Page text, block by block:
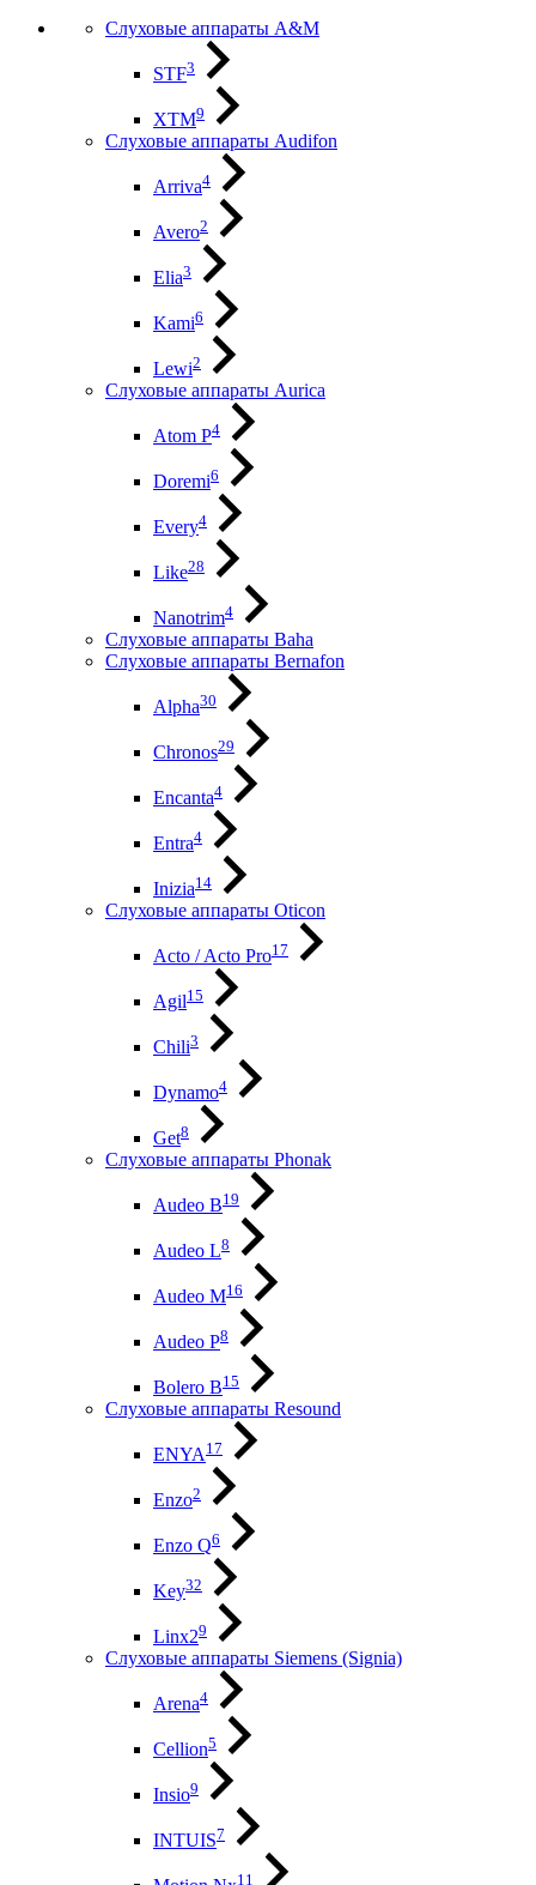
Слуховые аппараты A&M
STF3
XTM9
Слуховые аппараты Audifon
Arriva4
Avero2
Elia3
Kami6
Lewi2
Слуховые аппараты Aurica
Atom P4
Doremi6
Every4
Like28
Nanotrim4
Слуховые аппараты Baha
Слуховые аппараты Bernafon
Alpha30
Chronos29
Encanta4
Entra4
Inizia14
Слуховые аппараты Oticon
Acto / Acto Pro17
Agil15
Chili3
Dynamo4
Get8
Слуховые аппараты Phonak
Audeo B19
Audeo L8
Audeo М16
Audeo P8
Bolero B15
Слуховые аппараты Resound
ENYA 17
Enzo2
Enzo Q6
Key32
Linx29
Слуховые аппараты Siemens (Signia)
Arena4
Cellion5
Insio9
INTUIS7
11